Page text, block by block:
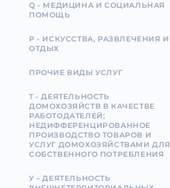
Q - МЕДИЦИНА И СОЦИАЛЬНАЯ
ПОМОЩЬ
Р - ИСКУССТВА, РАЗВЛЕЧЕНИЯ И
ОТДЫХ
ПРОЧИЕ ВИДЫ УСЛУГ
T - ДЕЯТЕЛЬНОСТЬ
ДОМОХОЗЯЙСТВ В КАЧЕСТВЕ
РАБОТОДАТЕЛЕЙ;
НЕДИФФЕРЕНЦИРОВАННОЕ
ПРОИЗВОДСТВО ТОВАРОВ И
УСЛУГ ДОМОХОЗЯЙСТВАМИ ДЛЯ
СОБСТВЕННОГО ПОТРЕБЛЕНИЯ
У – ДЕЯТЕЛЬНОСТЬ